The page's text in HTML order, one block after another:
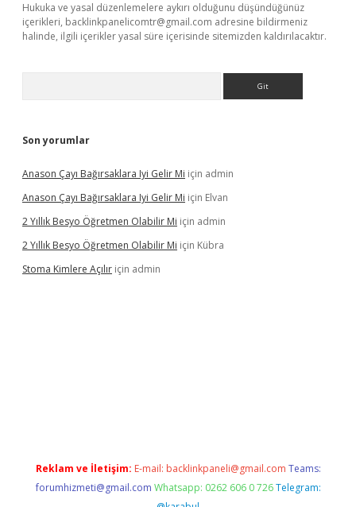
Hukuka ve yasal düzenlemelere aykırı olduğunu düşündüğünüz
içerikleri, backlinkpanelicomtr@gmail.com adresine bildirmeniz
halinde, ilgili içerikler yasal süre içerisinde sitemizden kaldırılacaktır.
Son yorumlar
Anason Çayı Bağırsaklara Iyi Gelir Mi için admin
Anason Çayı Bağırsaklara Iyi Gelir Mi için Elvan
2 Yıllık Besyo Öğretmen Olabilir Mi için admin
2 Yıllık Besyo Öğretmen Olabilir Mi için Kübra
Stoma Kimlere Açılır için admin
Reklam ve İletişim: E-mail: backlinkpaneli@gmail.com Teams:
forumhizmeti@gmail.com Whatsapp: 0262 606 0 726 Telegram: